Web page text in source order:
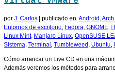
por J. Carlos publicado en:Android ,
Entornos de escritorio, Fedora, GNOME,
Linux Mint, Manjaro Linux, OpenSUSE
Sistema, Terminal , Tumbleweed , Ubuntu,
Cómo arrancar un Live CD en una
Además veremos los métodos para